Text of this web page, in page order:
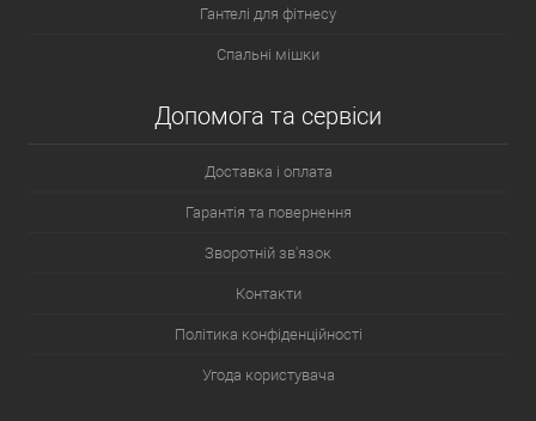
Гантелі для фітнесу
Спальні мішки
Допомога та сервіси
Доставка і оплата
Гарантія та повернення
Зворотній зв'язок
Контакти
Політика конфіденційності
Угода користувача